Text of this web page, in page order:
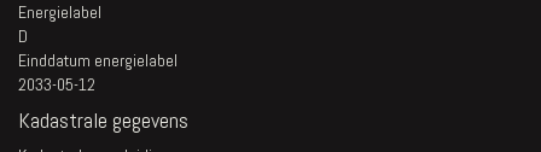
Energielabel
D
Einddatum energielabel
2033-05-12
Kadastrale gegevens